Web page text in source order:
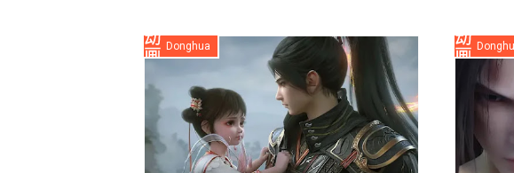
Donghua